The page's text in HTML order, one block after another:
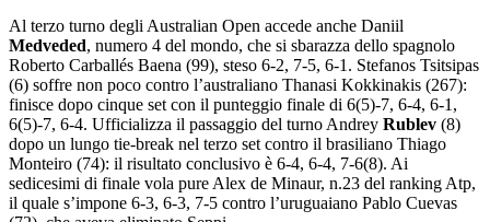
Al terzo turno degli Australian Open accede anche Daniil
Medveded, numero 4 del mondo, che si sbarazza dello spagnolo
Roberto Carballés Baena (99), steso 6-2, 7-5, 6-1. Stefanos Tsitsipas
(6) soffre non poco contro l’australiano Thanasi Kokkinakis (267):
finisce dopo cinque set con il punteggio finale di 6(5)-7, 6-4, 6-1,
6(5)-7, 6-4. Ufficializza il passaggio del turno Andrey Rublev (8)
dopo un lungo tie-break nel terzo set contro il brasiliano Thiago
Monteiro (74): il risultato conclusivo è 6-4, 6-4, 7-6(8). Ai
sedicesimi di finale vola pure Alex de Minaur, n.23 del ranking Atp,
il quale s’impone 6-3, 6-3, 7-5 contro l’uruguaiano Pablo Cuevas